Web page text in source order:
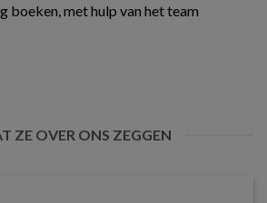
boeken, met hulp van het team
ZE OVER ONS ZEGGEN